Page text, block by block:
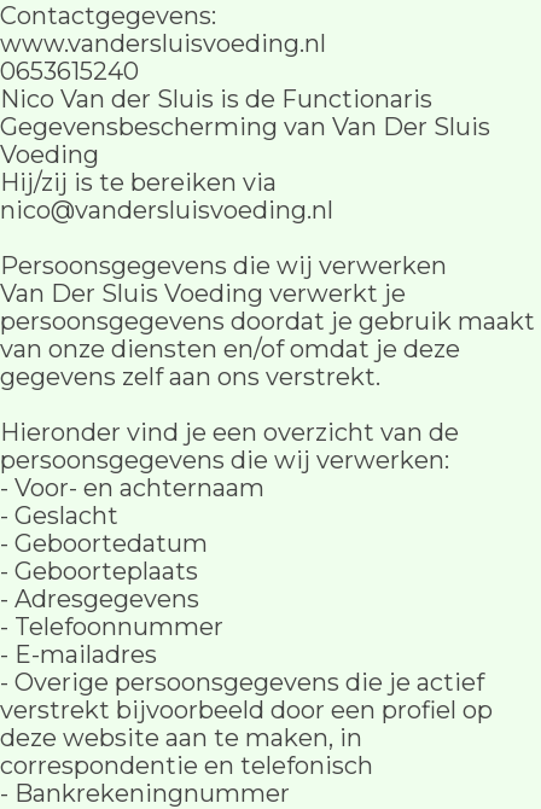
Contactgegevens:
www.vandersluisvoeding.nl
0653615240
Nico Van der Sluis is de Functionaris
Gegevensbescherming van Van Der Sluis
Voeding
Hij/zij is te bereiken via
nico@vandersluisvoeding.nl
Persoonsgegevens die wij verwerken
Van Der Sluis Voeding verwerkt je
persoonsgegevens doordat je gebruik maakt
van onze diensten en/of omdat je deze
gegevens zelf aan ons verstrekt.
Hieronder vind je een overzicht van de
persoonsgegevens die wij verwerken:
- Voor- en achternaam
- Geslacht
- Geboortedatum
- Geboorteplaats
- Adresgegevens
- Telefoonnummer
- E-mailadres
- Overige persoonsgegevens die je actief
verstrekt bijvoorbeeld door een profiel op
deze website aan te maken, in
correspondentie en telefonisch
- Bankrekeningnummer